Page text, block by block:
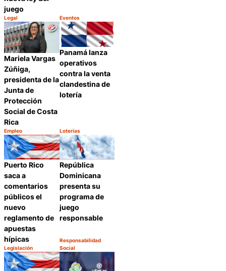
juego
Categoría:
Legal
Compartir
Categoría:
Eventos
Mariela Vargas
Zúñiga,
presidenta de la
Junta de
Protección
Social de Costa
Rica
Categoría:
Empleo
Compartir
Panamá lanza
operativos
contra la venta
clandestina de
lotería
Categoría:
Loterías
Puerto Rico
saca a
comentarios
públicos el
nuevo
reglamento de
apuestas
hípicas
Categoría:
Legislación
Compartir
República
Dominicana
presenta su
programa de
juego
responsable
Categoría:
Responsabilidad
Social